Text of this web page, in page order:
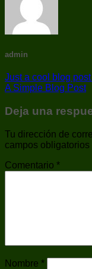
admin
Just a cool blog
A Simple Blog Post
Deja una
Tu dirección de
campos
Comentario *
Nombre *